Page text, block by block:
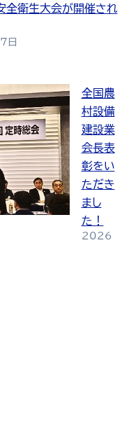
全衛生大会が開催され
日
全国農
村設備
建設業
会長表
彰をい
ただき
まし
た！
2026